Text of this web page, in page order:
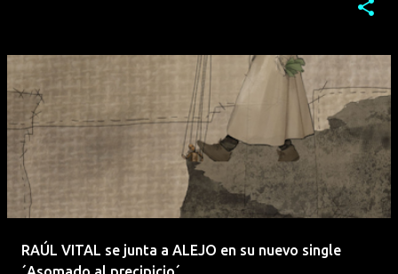
RAÚL VITAL se junta a ALEJO en su nuevo single